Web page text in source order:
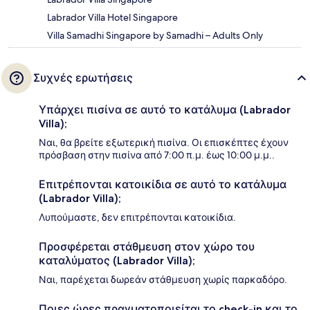
Labrador Villa Hotel Singapore
Villa Samadhi Singapore by Samadhi – Adults Only
Συχνές ερωτήσεις
Υπάρχει πισίνα σε αυτό το κατάλυμα (Labrador
Villa);
Ναι, θα βρείτε εξωτερική πισίνα. Οι επισκέπτες έχουν
πρόσβαση στην πισίνα από 7:00 π.μ. έως 10:00 μ.μ..
Επιτρέπονται κατοικίδια σε αυτό το κατάλυμα
(Labrador Villa);
Λυπούμαστε, δεν επιτρέπονται κατοικίδια.
Προσφέρεται στάθμευση στον χώρο του
καταλύματος (Labrador Villa);
Ναι, παρέχεται δωρεάν στάθμευση χωρίς παρκαδόρο.